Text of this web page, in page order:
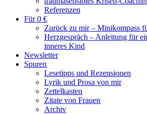
Referenzen
Für 0 €
Zurück zu mir – Minikompass
Herzgespräch – Anleitung für
inneres Kind
Newsletter
Spuren
Lesetipps und Rezensionen
Lyrik und Prosa von mir
Zettelkasten
Zitate von Frauen
Archiv